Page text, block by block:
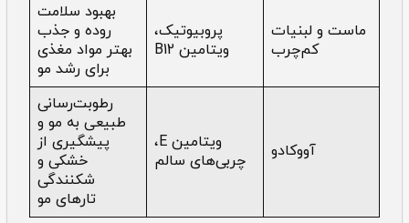
ماست و لبنیات
کم‌چرب
پروبیوتیک،
ویتامین B12
بهبود سلامت
روده و جذب
بهتر مواد مغذی
برای رشد مو
آووکادو
ویتامین E،
چربی‌های سالم
رطوبت‌رسانی
طبیعی به مو و
پیشگیری از
خشکی و
شکنندگی
تارهای مو